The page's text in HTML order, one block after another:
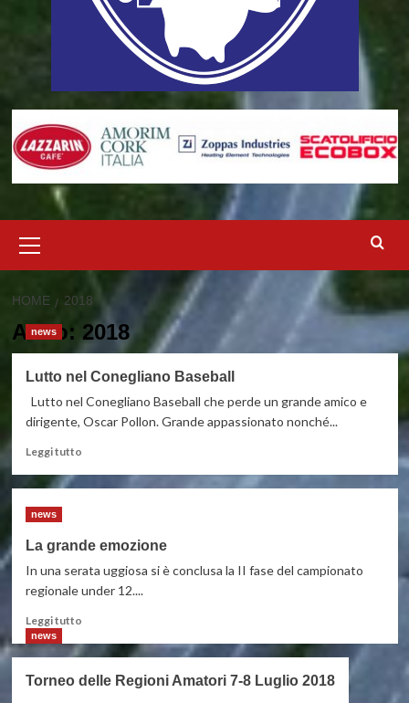
principale
HOME 2018
Anno: 2018
news
Lutto nel Conegliano Baseball
Lutto nel Conegliano Baseball che perde un grande amico e
dirigente, Oscar Pollon. Grande appassionato nonché...
Leggi tuttoLeggi
Conegliano
Baseball
news
La grande emozione
In una serata uggiosa si è conclusa la II fase del campionato
regionale under 12....
Leggi tuttoLeggi
più
La
news
Torneo delle Regioni Amatori 7-8 Luglio 2018